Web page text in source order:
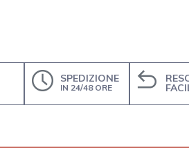
SPEDIZIONE
IN 24/48 ORE